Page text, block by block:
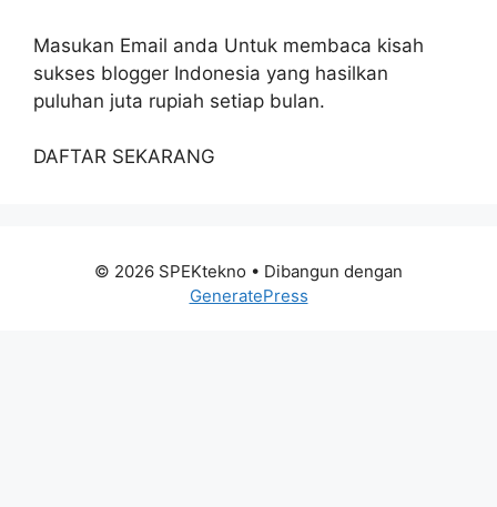
Masukan Email anda Untuk membaca kisah
sukses blogger Indonesia yang hasilkan
puluhan juta rupiah setiap bulan.
DAFTAR SEKARANG
© 2026 SPEKtekno • Dibangun dengan
GeneratePress